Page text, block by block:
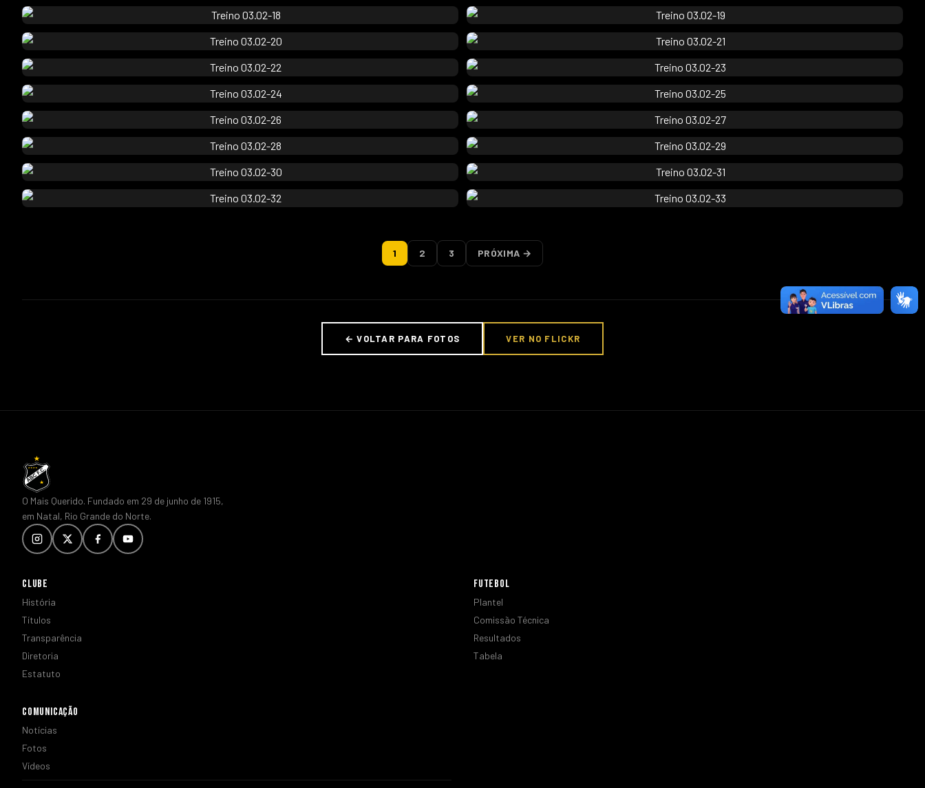
1 2 3 PRÓXIMA →
← VOLTAR PARA FOTOS VER NO FLICKR
O Mais Querido. Fundado em 29 de junho de 1915,
em Natal, Rio Grande do Norte.
CLUBE
História
Títulos
Transparência
Diretoria
Estatuto
FUTEBOL
Plantel
Comissão Técnica
Resultados
Tabela
COMUNICAÇÃO
Notícias
Fotos
Vídeos